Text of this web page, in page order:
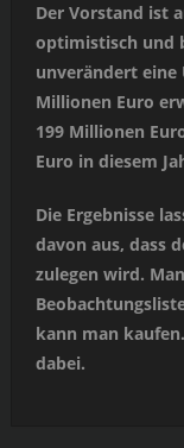
Der Vorstand ist
optimistisch und
unverändert eine
Millionen Euro
199 Millionen
Euro in diesem
Die Ergebnisse
davon aus, dass
zulegen wird.
kann man
dabei.